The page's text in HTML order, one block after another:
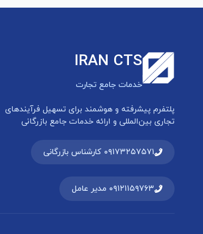
IRAN CTS
خدمات جامع تجارت
پلتفرم پیشرفته و هوشمند برای تسهیل فرآیندهای
تجاری بین‌المللی و ارائه خدمات جامع بازرگانی
۰۹۱۷۳۲۵۷۵۷۱ کارشناس بازرگانی
۰۹۱۲۱۱۵۹۷۶۳ مدیر عامل